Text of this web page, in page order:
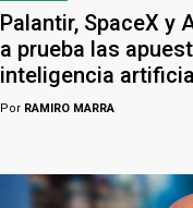
Palantir, SpaceX y
a prueba las
inteligencia
Por RAMIRO MARRA